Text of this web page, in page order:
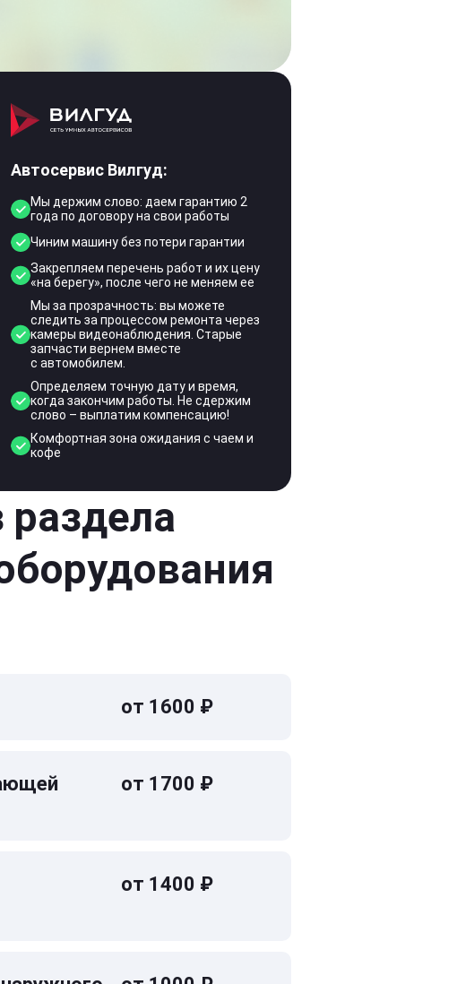
Автосервис Вилгуд:
Мы держим слово: даем гарантию 2
года по договору на свои работы
Чиним машину без потери гарантии
Закрепляем перечень работ и их цену
«на берегу», после чего не меняем ее
Мы за прозрачность: вы можете
следить за процессом ремонта через
камеры видеонаблюдения. Старые
запчасти вернем вместе
с автомобилем.
Определяем точную дату и время,
когда закончим работы. Не сдержим
слово – выплатим компенсацию!
Комфортная зона ожидания с чаем и
кофе
раздела
от 1600 ₽
от 1700 ₽
от 1400 ₽